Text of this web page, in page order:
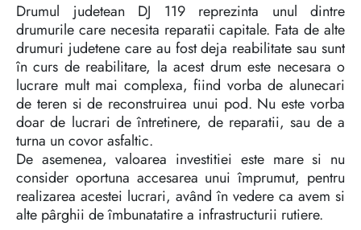
Drumul judetean DJ 119 reprezinta unul dintre
drumurile care necesita reparatii capitale. Fata de alte
drumuri judetene care au fost deja reabilitate sau sunt
în curs de reabilitare, la acest drum este necesara o
lucrare mult mai complexa, fiind vorba de alunecari
de teren si de reconstruirea unui pod. Nu este vorba
doar de lucrari de întretinere, de reparatii, sau de a
turna un covor asfaltic.
De asemenea, valoarea investitiei este mare si nu
consider oportuna accesarea unui împrumut, pentru
realizarea acestei lucrari, având în vedere ca avem si
alte pârghii de îmbunatatire a infrastructurii rutiere.